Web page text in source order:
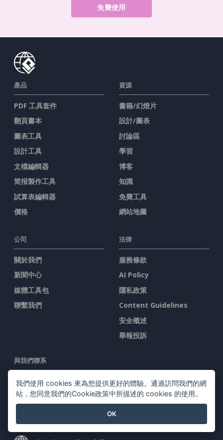
免費使用
產品
PDF 工具套件
翻頁書本
圖表工具
設計工具
文檔編輯器
简报製作工具
試算表編輯器
價格
資源
書籍/幻燈片
設計/圖表
討論區
學習
博客
知識
免費工具
網站地圖
公司
關於我們
新聞中心
媒體工具包
聯繫我們
法律
服務條款
AI Policy
隱私政策
Content Guidelines
安全概述
舉報投訴
與我們聯系
我們使用 cookies 來為您提供更好的體驗。通過訪問我們的網
站，您同意我們的Cookie政策中所描述的 cookies 的使用。
OK